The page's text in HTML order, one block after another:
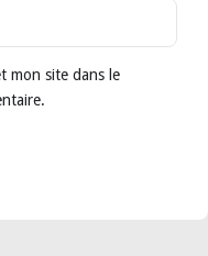
mon site dans le